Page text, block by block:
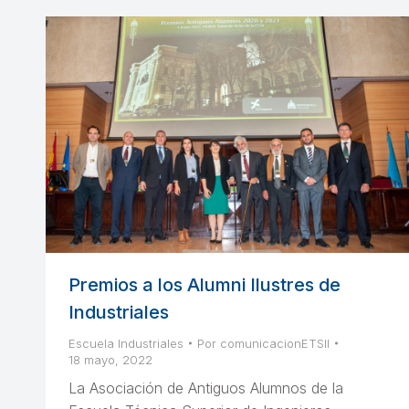
Premios a los Alumni Ilustres de
Industriales
Escuela Industriales Por comunicacionETSII
18 mayo, 2022
La Asociación de Antiguos Alumnos de la